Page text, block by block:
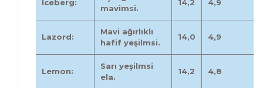
Iceberg:
mavimsi.
14,2 4,9
Lazord:
Mavi ağırlıklı
hafif yeşilmsi.
14,0 4,9
Lemon:
Sarı yeşilmsi
ela.
14,2 4,8